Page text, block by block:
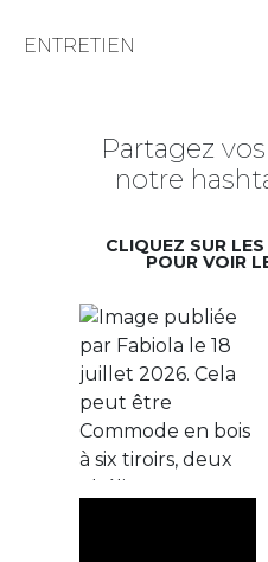
ENTRETIEN
Partagez
notre
CLIQUEZ SUR
POUR VOIR